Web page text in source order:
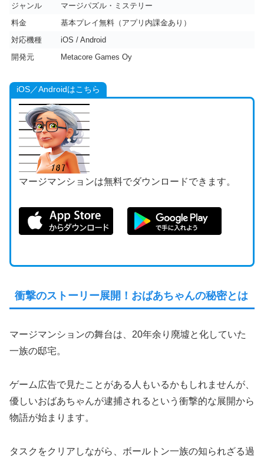
ジャンル
マージパズル・ミステリー
料金
基本プレイ無料（アプリ内課金あり）
対応機種
iOS / Android
開発元
Metacore Games Oy
iOS／Androidはこちら
マージマンションは無料でダウンロードできます。
衝撃のストーリー展開！おばあちゃんの秘密とは
マージマンションの舞台は、20年余り廃墟と化していた
一族の邸宅。
ゲーム広告で見たことがある人もいるかもしれませんが、
優しいおばあちゃんが逮捕されるという衝撃的な展開から
物語が始まります。
タスクをクリアしながら、ボールトン一族の知られざる過